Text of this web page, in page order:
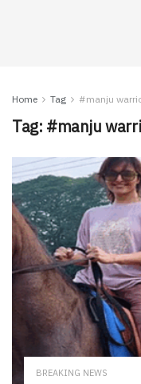
Home Tag #manju
Tag: #manju
BREAKING NEWS